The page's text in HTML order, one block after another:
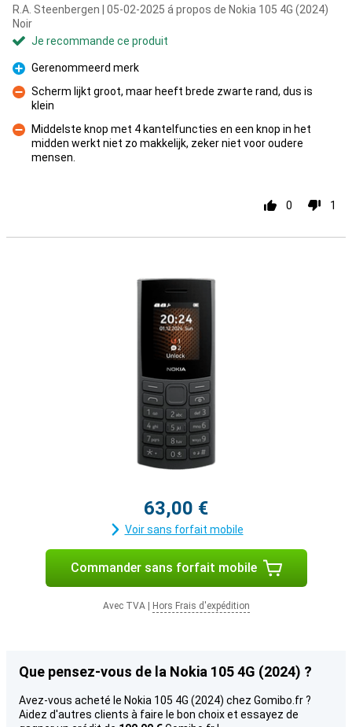
R.A. Steenbergen | 05-02-2025 á propos de Nokia 105 4G (2024)
Noir
Je recommande ce produit
Pour
Gerenommeerd merk
Contre
Scherm lijkt groot, maar heeft brede zwarte rand, dus is
klein
Contre
Middelste knop met 4 kantelfuncties en een knop in het
midden werkt niet zo makkelijk, zeker niet voor oudere
mensen.
0 1
63,00 €
Voir sans forfait mobile
Commander sans forfait mobile
Avec TVA| Hors Frais d'expédition
Que pensez-vous de la Nokia 105 4G (2024) ?
Avez-vous acheté le Nokia 105 4G (2024) chez Gomibo.fr ?
Aidez d'autres clients à faire le bon choix et essayez de